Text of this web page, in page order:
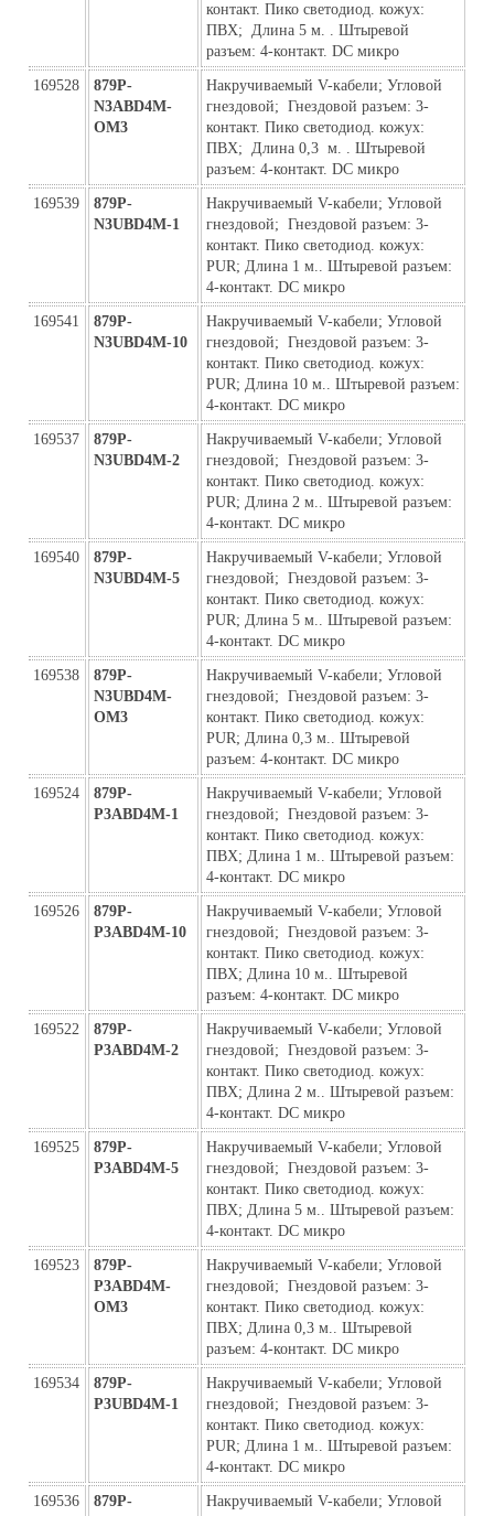
контакт. Пико светодиод. кожух:
ПВХ;  Длина 5 м. . Штыревой
разъем: 4-контакт. DC микро
169528
879P-
N3ABD4M-
ОМ3
Накручиваемый V-кабели; Угловой
гнездовой;  Гнездовой разъем: 3-
контакт. Пико светодиод. кожух:
ПВХ;  Длина 0,3  м. . Штыревой
разъем: 4-контакт. DC микро
169539
879P-
N3UBD4M-1
Накручиваемый V-кабели; Угловой
гнездовой;  Гнездовой разъем: 3-
контакт. Пико светодиод. кожух:
PUR; Длина 1 м.. Штыревой разъем:
4-контакт. DC микро
169541
879P-
N3UBD4M-10
Накручиваемый V-кабели; Угловой
гнездовой;  Гнездовой разъем: 3-
контакт. Пико светодиод. кожух:
PUR; Длина 10 м.. Штыревой разъем:
4-контакт. DC микро
169537
879P-
N3UBD4M-2
Накручиваемый V-кабели; Угловой
гнездовой;  Гнездовой разъем: 3-
контакт. Пико светодиод. кожух:
PUR; Длина 2 м.. Штыревой разъем:
4-контакт. DC микро
169540
879P-
N3UBD4M-5
Накручиваемый V-кабели; Угловой
гнездовой;  Гнездовой разъем: 3-
контакт. Пико светодиод. кожух:
PUR; Длина 5 м.. Штыревой разъем:
4-контакт. DC микро
169538
879P-
N3UBD4M-
ОМ3
Накручиваемый V-кабели; Угловой
гнездовой;  Гнездовой разъем: 3-
контакт. Пико светодиод. кожух:
PUR; Длина 0,3 м.. Штыревой
разъем: 4-контакт. DC микро
169524
879P-
P3ABD4M-1
Накручиваемый V-кабели; Угловой
гнездовой;  Гнездовой разъем: 3-
контакт. Пико светодиод. кожух:
ПВХ; Длина 1 м.. Штыревой разъем:
4-контакт. DC микро
169526
879P-
P3ABD4M-10
Накручиваемый V-кабели; Угловой
гнездовой;  Гнездовой разъем: 3-
контакт. Пико светодиод. кожух:
ПВХ; Длина 10 м.. Штыревой
разъем: 4-контакт. DC микро
169522
879P-
P3ABD4M-2
Накручиваемый V-кабели; Угловой
гнездовой;  Гнездовой разъем: 3-
контакт. Пико светодиод. кожух:
ПВХ; Длина 2 м.. Штыревой разъем:
4-контакт. DC микро
169525
879P-
P3ABD4M-5
Накручиваемый V-кабели; Угловой
гнездовой;  Гнездовой разъем: 3-
контакт. Пико светодиод. кожух:
ПВХ; Длина 5 м.. Штыревой разъем:
4-контакт. DC микро
169523
879P-
P3ABD4M-
ОМ3
Накручиваемый V-кабели; Угловой
гнездовой;  Гнездовой разъем: 3-
контакт. Пико светодиод. кожух:
ПВХ; Длина 0,3 м.. Штыревой
разъем: 4-контакт. DC микро
169534
879P-
P3UBD4M-1
Накручиваемый V-кабели; Угловой
гнездовой;  Гнездовой разъем: 3-
контакт. Пико светодиод. кожух:
PUR; Длина 1 м.. Штыревой разъем:
4-контакт. DC микро
169536
879P-
Накручиваемый V-кабели; Угловой